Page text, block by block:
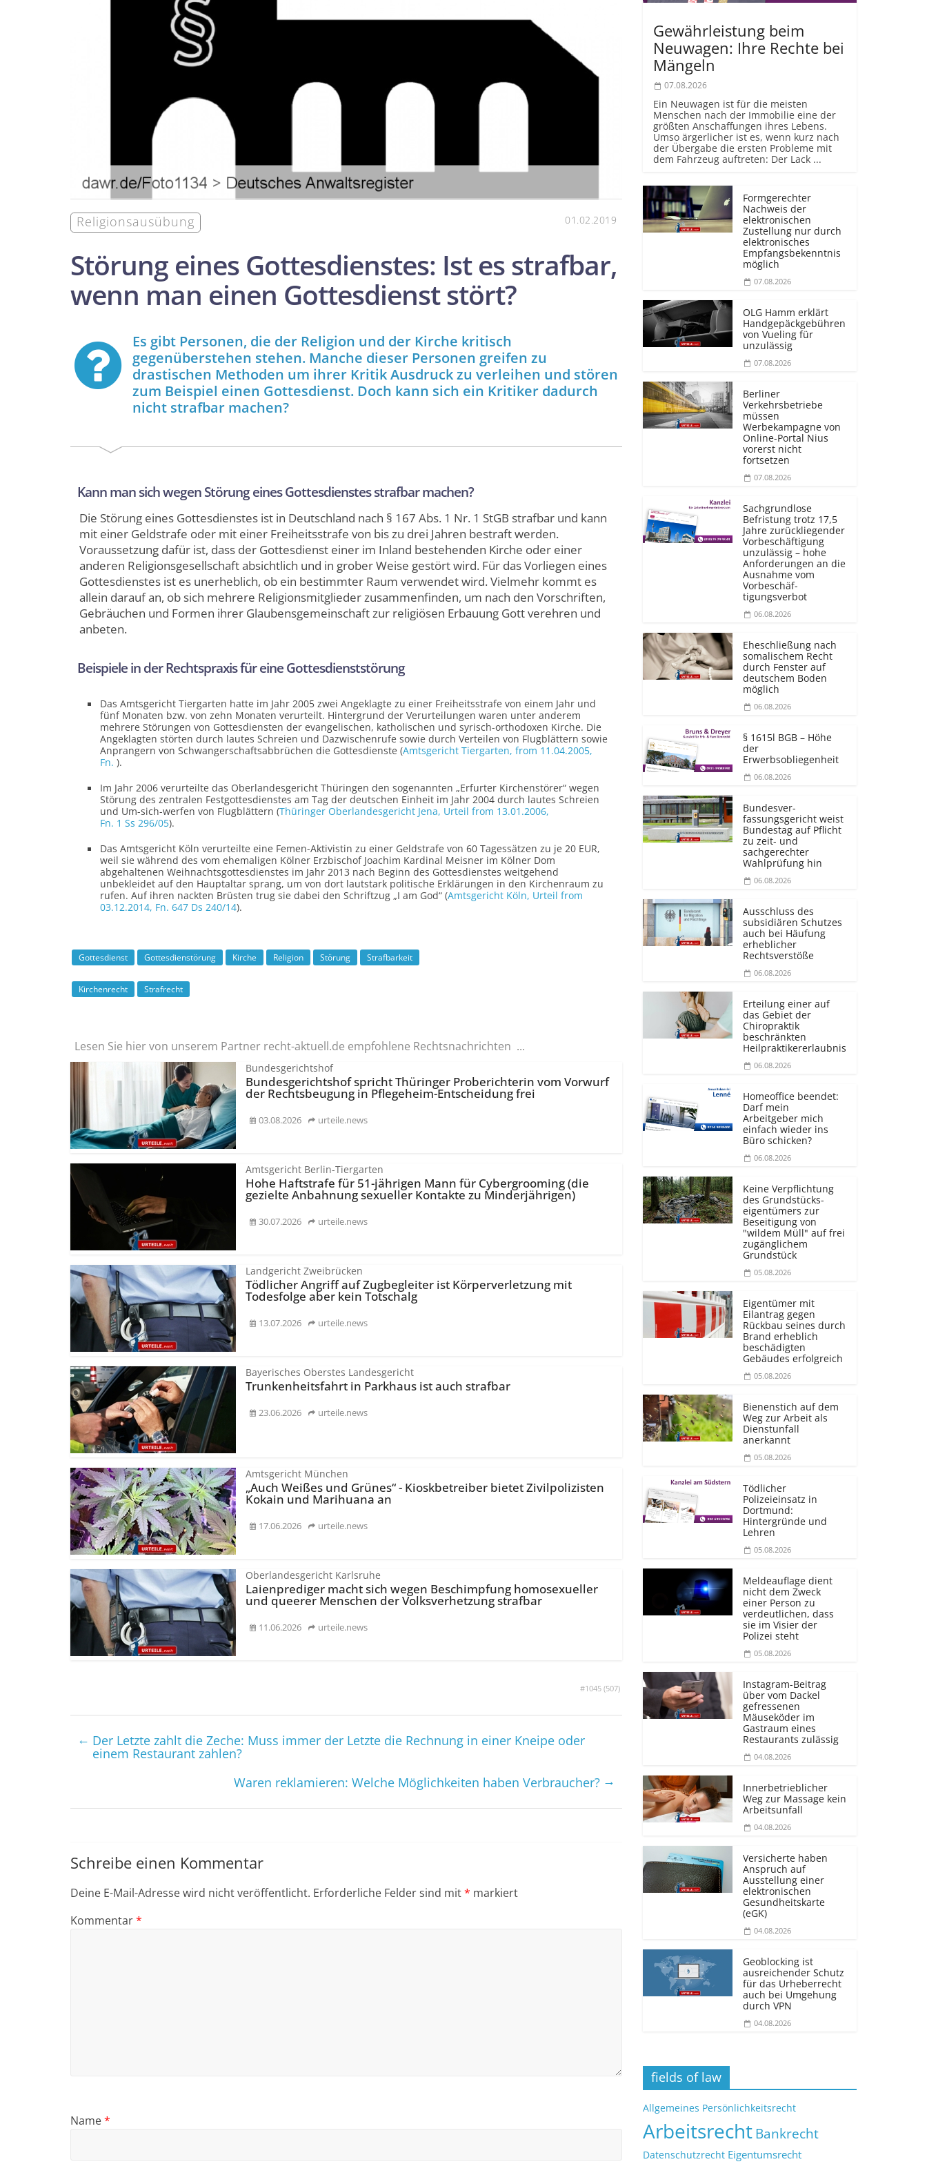
Religionsausübung 01.02.2019
Störung eines Gottesdienstes: Ist es strafbar,
wenn man einen Gottesdienst stört?
Es gibt Personen, die der Religion und der Kirche kritisch
gegenüberstehen stehen. Manche dieser Personen greifen zu
drastischen Methoden um ihrer Kritik Ausdruck zu verleihen und stören
zum Beispiel einen Gottesdienst. Doch kann sich ein Kritiker dadurch
nicht strafbar machen?
Kann man sich wegen Störung eines Gottesdienstes strafbar machen?
Die Störung eines Gottesdienstes ist in Deutschland nach § 167 Abs. 1 Nr. 1 StGB strafbar und kann
mit einer Geldstrafe oder mit einer Freiheitsstrafe von bis zu drei Jahren bestraft werden.
Voraussetzung dafür ist, dass der Gottesdienst einer im Inland bestehenden Kirche oder einer
anderen Religionsgesellschaft absichtlich und in grober Weise gestört wird. Für das Vorliegen eines
Gottesdienstes ist es unerheblich, ob ein bestimmter Raum verwendet wird. Vielmehr kommt es
allein darauf an, ob sich mehrere Religionsmitglieder zusammenfinden, um nach den Vorschriften,
Gebräuchen und Formen ihrer Glaubensgemeinschaft zur religiösen Erbauung Gott verehren und
anbeten.
Beispiele in der Rechtspraxis für eine Gottesdienststörung
Das Amtsgericht Tiergarten hatte im Jahr 2005 zwei Angeklagte zu einer Freiheitsstrafe von einem Jahr und
fünf Monaten bzw. von zehn Monaten verurteilt. Hintergrund der Verurteilungen waren unter anderem
mehrere Störungen von Gottesdiensten der evangelischen, katholischen und syrisch-orthodoxen Kirche. Die
Angeklagten störten durch lautes Schreien und Dazwischenrufe sowie durch Verteilen von Flugblättern sowie
Anprangern von Schwangerschaftsabbrüchen die Gottesdienste (Amtsgericht Tiergarten, from 11.04.2005,
Fn.).
Im Jahr 2006 verurteilte das Oberlandesgericht Thüringen den sogenannten „Erfurter Kirchenstörer“ wegen
Störung des zentralen Festgottesdienstes am Tag der deutschen Einheit im Jahr 2004 durch lautes Schreien
und Um-sich-werfen von Flugblättern (Thüringer Oberlandesgericht Jena, Urteil from 13.01.2006,
Fn. 1 Ss 296/05).
Das Amtsgericht Köln verurteilte eine Femen-Aktivistin zu einer Geldstrafe von 60 Tagessätzen zu je 20 EUR,
weil sie während des vom ehemaligen Kölner Erzbischof Joachim Kardinal Meisner im Kölner Dom
abgehaltenen Weihnachtsgottesdienstes im Jahr 2013 nach Beginn des Gottesdienstes weitgehend
unbekleidet auf den Hauptaltar sprang, um von dort lautstark politische Erklärungen in den Kirchenraum zu
rufen. Auf ihren nackten Brüsten trug sie dabei den Schriftzug „I am God“ (Amtsgericht Köln, Urteil from
03.12.2014, Fn. 647 Ds 240/14).
Gottesdienst Gottesdienstörung Kirche Religion Störung Strafbarkeit
Kirchenrecht Strafrecht
#1045 (507)
Lesen Sie hier von unserem Partner recht-aktuell.de empfohlene Rechtsnachrichten ...
Bundesgerichtshof
Bundesgerichtshof spricht Thüringer Proberichterin vom Vorwurf
der Rechtsbeugung in Pflegeheim-Entscheidung frei
03.08.2026 urteile.news
Amtsgericht Berlin-Tiergarten
Hohe Haftstrafe für 51-jährigen Mann für Cybergrooming (die
gezielte Anbahnung sexueller Kontakte zu Minderjährigen)
30.07.2026 urteile.news
Landgericht Zweibrücken
Tödlicher Angriff auf Zugbegleiter ist Körperverletzung mit
Todesfolge aber kein Totschalg
13.07.2026 urteile.news
Bayerisches Oberstes Landesgericht
Trunkenheitsfahrt in Parkhaus ist auch strafbar
23.06.2026 urteile.news
Amtsgericht München
„Auch Weißes und Grünes“ - Kioskbetreiber bietet Zivilpolizisten
Kokain und Marihuana an
17.06.2026 urteile.news
Oberlandesgericht Karlsruhe
Laienprediger macht sich wegen Beschimpfung homosexueller
und queerer Menschen der Volksverhetzung strafbar
11.06.2026 urteile.news
← Der Letzte zahlt die Zeche: Muss immer der Letzte die Rechnung in einer Kneipe oder
einem Restaurant zahlen?
Waren reklamieren: Welche Möglichkeiten haben Verbraucher? →
Schreibe einen Kommentar
Deine E-Mail-Adresse wird nicht veröffentlicht. Erforderliche Felder sind mit* markiert
Kommentar*
Name*
Gewährleistung beim
Neuwagen: Ihre Rechte bei
Mängeln
07.08.2026
Ein Neuwagen ist für die meisten
Menschen nach der Immobilie eine der
größten Anschaffungen ihres Lebens.
Umso ärgerlicher ist es, wenn kurz nach
der Übergabe die ersten Probleme mit
dem Fahrzeug auftreten: Der Lack ...
Formgerechter
Nachweis der
elektronischen
Zustellung nur durch
elektronisches
Empfangsbekenntnis
möglich
07.08.2026
OLG Hamm erklärt
Handgepäckgebühren
von Vueling für
unzulässig
07.08.2026
Berliner
Verkehrsbetriebe
müssen
Werbekampagne von
Online-Portal Nius
vorerst nicht
fortsetzen
07.08.2026
Sachgrundlose
Befristung trotz 17,5
Jahre zurückliegender
Vorbeschäftigung
unzulässig – hohe
Anforderungen an die
Ausnahme vom
Vorbeschäf­
tigungsverbot
06.08.2026
Eheschließung nach
somalischem Recht
durch Fenster auf
deutschem Boden
möglich
06.08.2026
§ 1615l BGB – Höhe
der
Erwerbsobliegenheit
06.08.2026
Bundesver­
fassungsgericht weist
Bundestag auf Pflicht
zu zeit- und
sachgerechter
Wahlprüfung hin
06.08.2026
Ausschluss des
subsidiären Schutzes
auch bei Häufung
erheblicher
Rechtsverstöße
06.08.2026
Erteilung einer auf
das Gebiet der
Chiropraktik
beschränkten
Heilprakti­kererlaubnis
06.08.2026
Homeoffice beendet:
Darf mein
Arbeitgeber mich
einfach wieder ins
Büro schicken?
06.08.2026
Keine Verpflichtung
des Grundstücks­
eigentümers zur
Beseitigung von
"wildem Müll" auf frei
zugänglichem
Grundstück
05.08.2026
Eigentümer mit
Eilantrag gegen
Rückbau seines durch
Brand erheblich
beschädigten
Gebäudes erfolgreich
05.08.2026
Bienenstich auf dem
Weg zur Arbeit als
Dienstunfall
anerkannt
05.08.2026
Tödlicher
Polizeieinsatz in
Dortmund:
Hintergründe und
Lehren
05.08.2026
Meldeauflage dient
nicht dem Zweck
einer Person zu
verdeutlichen, dass
sie im Visier der
Polizei steht
05.08.2026
Instagram-Beitrag
über vom Dackel
gefressenen
Mäuseköder im
Gastraum eines
Restaurants zulässig
04.08.2026
Innerbetrieblicher
Weg zur Massage kein
Arbeitsunfall
04.08.2026
Versicherte haben
Anspruch auf
Ausstellung einer
elektronischen
Gesundheitskarte
(eGK)
04.08.2026
Geoblocking ist
ausreichender Schutz
für das Urheberrecht
auch bei Umgehung
durch VPN
04.08.2026
fields of law
Allgemeines Persönlichkeitsrecht
ArbeitsrechtBankrecht
Datenschutzrecht Eigentumsrecht